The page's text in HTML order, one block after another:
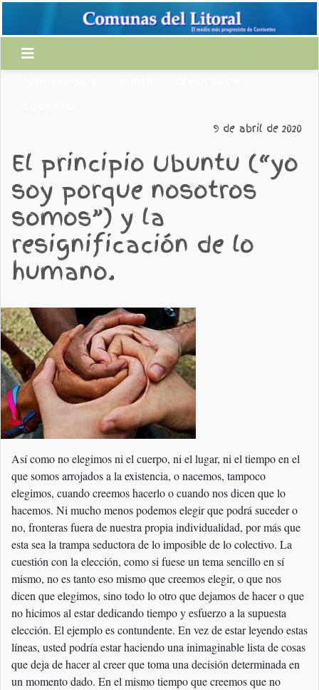
9 de abril de 2020
El principio Ubuntu (“yo
soy porque nosotros
somos”) y la
resignificación de lo
humano.
Así como no elegimos ni el cuerpo, ni el lugar, ni el tiempo en el
que somos arrojados a la existencia, o nacemos, tampoco
elegimos, cuando creemos hacerlo o cuando nos dicen que lo
hacemos. Ni mucho menos podemos elegir que podrá suceder o
no, fronteras fuera de nuestra propia individualidad, por más que
esta sea la trampa seductora de lo imposible de lo colectivo. La
cuestión con la elección, como si fuese un tema sencillo en sí
mismo, no es tanto eso mismo que creemos elegir, o que nos
dicen que elegimos, sino todo lo otro que dejamos de hacer o que
no hicimos al estar dedicando tiempo y esfuerzo a la supuesta
elección. El ejemplo es contundente. En vez de estar leyendo estas
líneas, usted podría estar haciendo una inimaginable lista de cosas
que deja de hacer al creer que toma una decisión determinada en
un momento dado. En el mismo tiempo que creemos que no